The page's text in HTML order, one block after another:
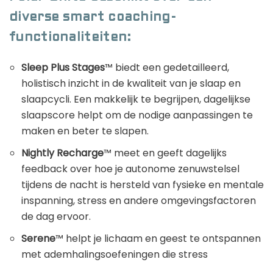
diverse smart coaching-
functionaliteiten:
Sleep Plus Stages™ biedt een gedetailleerd,
holistisch inzicht in de kwaliteit van je slaap en
slaapcycli. Een makkelijk te begrijpen, dagelijkse
slaapscore helpt om de nodige aanpassingen te
maken en beter te slapen.
Nightly Recharge™ meet en geeft dagelijks
feedback over hoe je autonome zenuwstelsel
tijdens de nacht is hersteld van fysieke en mentale
inspanning, stress en andere omgevingsfactoren
de dag ervoor.
Serene™ helpt je lichaam en geest te ontspannen
met ademhalingsoefeningen die stress